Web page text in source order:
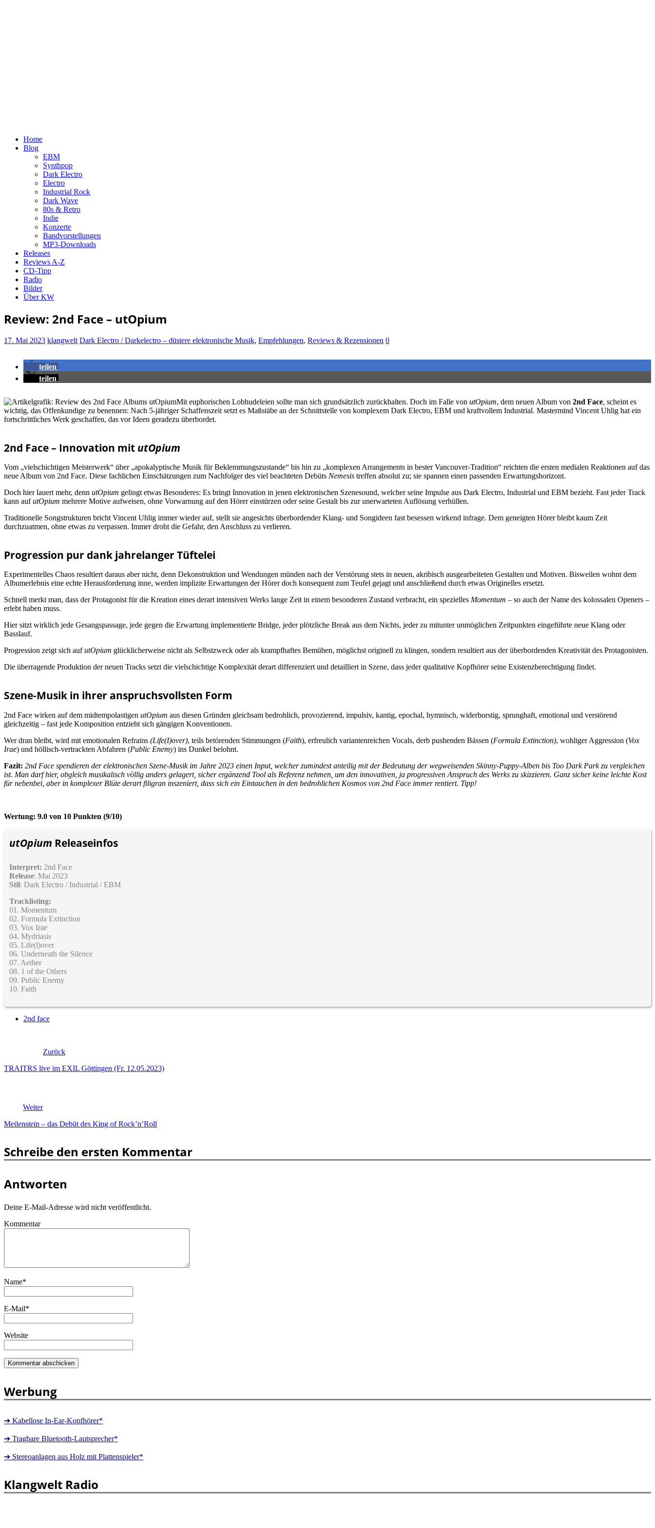
Home
Blog
EBM
Synthpop
Dark Electro
Electro
Industrial Rock
Dark Wave
80s & Retro
Indie
Konzerte
Bandvorstellungen
MP3-Downloads
Releases
Reviews A-Z
CD-Tipp
Radio
Bilder
Über KW
Review: 2nd Face – utOpium
17. Mai 2023 klangwelt Dark Electro / Darkelectro – düstere elektronische Musik, Empfehlungen, Reviews & Rezensionen 0
teilen
teilen
Mit euphorischen Lobhudeleien sollte man sich grundsätzlich zurückhalten. Doch im Falle von utOpium, dem neuen Album von 2nd Face, scheint es
wichtig, das Offenkundige zu benennen: Nach 5-jähriger Schaffenszeit setzt es Maßstäbe an der Schnittstelle von komplexem Dark Electro, EBM und kraftvollem Industrial. Mastermind Vincent Uhlig hat ein
fortschrittliches Werk geschaffen, das vor Ideen geradezu überbordet.
2nd Face – Innovation mit utOpium
Vom „vielschichtigen Meisterwerk“ über „apokalyptische Musik für Beklemmungszustande“ bis hin zu „komplexen Arrangements in bester Vancouver-Tradition“ reichten die ersten medialen Reaktionen auf das
neue Album von 2nd Face. Diese fachlichen Einschätzungen zum Nachfolger des viel beachteten Debüts Nemesis treffen absolut zu; sie spannen einen passenden Erwartungshorizont.
Doch hier lauert mehr, denn utOpium gelingt etwas Besonderes: Es bringt Innovation in jenen elektronischen Szenesound, welcher seine Impulse aus Dark Electro, Industrial und EBM bezieht. Fast jeder Track
kann aufutOpium mehrere Motive aufweisen, ohne Vorwarnung auf den Hörer einstürzen oder seine Gestalt bis zur unerwarteten Auflösung verhüllen.
Traditionelle Songstrukturen bricht Vincent Uhlig immer wieder auf, stellt sie angesichts überbordender Klang- und Songideen fast besessen wirkend infrage. Dem geneigten Hörer bleibt kaum Zeit
durchzuatmen, ohne etwas zu verpassen. Immer droht die Gefahr, den Anschluss zu verlieren.
Progression pur dank jahrelanger Tüftelei
Experimentelles Chaos resultiert daraus aber nicht, denn Dekonstruktion und Wendungen münden nach der Verstörung stets in neuen, akribisch ausgearbeiteten Gestalten und Motiven. Bisweilen wohnt dem
Albumerlebnis eine echte Herausforderung inne, werden implizite Erwartungen der Hörer doch konsequent zum Teufel gejagt und anschließend durch etwas Originelles ersetzt.
Schnell merkt man, dass der Protagonist für die Kreation eines derart intensiven Werks lange Zeit in einem besonderen Zustand verbracht, ein spezielles Momentum – so auch der Name des kolossalen Openers –
erlebt haben muss.
Hier sitzt wirklich jede Gesangspassage, jede gegen die Erwartung implementierte Bridge, jeder plötzliche Break aus dem Nichts, jeder zu mitunter unmöglichen Zeitpunkten eingeführte neue Klang oder
Basslauf.
Progression zeigt sich aufutOpium glücklicherweise nicht als Selbstzweck oder als krampfhaftes Bemühen, möglichst originell zu klingen, sondern resultiert aus der überbordenden Kreativität des Protagonisten.
Die überragende Produktion der neuen Tracks setzt die vielschichtige Komplexität derart differenziert und detailliert in Szene, dass jeder qualitative Kopfhörer seine Existenzberechtigung findet.
Szene-Musik in ihrer anspruchsvollsten Form
2nd Face wirken auf dem midtempolastigen utOpium aus diesen Gründen gleichsam bedrohlich, provozierend, impulsiv, kantig, epochal, hymnisch, widerborstig, sprunghaft, emotional und verstörend
gleichzeitig – fast jede Komposition entzieht sich gängigen Konventionen.
Wer dran bleibt, wird mit emotionalen Refrains (Life(I)over), teils betörenden Stimmungen (Faith), erfreulich variantenreichen Vocals, derb pushenden Bässen (Formula Extinction), wohliger Aggression (Vox
Irae) und höllisch-vertrackten Abfahren (Public Enemy) ins Dunkel belohnt.
Fazit: 2nd Face spendieren der elektronischen Szene-Musik im Jahre 2023 einen Input, welcher zumindest anteilig mit der Bedeutung der wegweisenden Skinny-Puppy-Alben bis Too Dark Parkzu vergleichen
ist. Man darf hier, obgleich musikalisch völlig anders gelagert, sicher ergänzend Tool als Referenz nehmen, um den innovativen, ja progressiven Anspruch des Werks zu skizzieren. Ganz sicher keine leichte Kost
für nebenbei, aber in komplexer Blüte derart filigran inszeniert, dass sich ein Eintauchen in den bedrohlichen Kosmos von 2nd Face immer rentiert. Tipp!
Wertung: 9.0 von 10 Punkten (9/10)
utOpium Releaseinfos
Interpret: 2nd Face
Release: Mai 2023
Stil: Dark Electro / Industrial / EBM
Tracklisting:
01. Momentum
02. Formula Extinction
03. Vox Irae
04. Mydriasis
05. Life(l)over
06. Underneath the Silence
07. Aether
08. 1 of the Others
09. Public Enemy
10. Faith
2nd face
Zurück
TRAITRS live im EXIL Göttingen (Fr. 12.05.2023)
Weiter
Meilenstein – das Debüt des King of Rock’n’Roll
Schreibe den ersten Kommentar
Antworten
Deine E-Mail-Adresse wird nicht veröffentlicht.
Kommentar
Name*
E-Mail*
Website
Werbung
➔ Kabellose In-Ear-Kopfhörer*
➔ Tragbare Bluetooth-Lautsprecher*
➔ Stereoanlagen aus Holz mit Plattenspieler*
Klangwelt Radio